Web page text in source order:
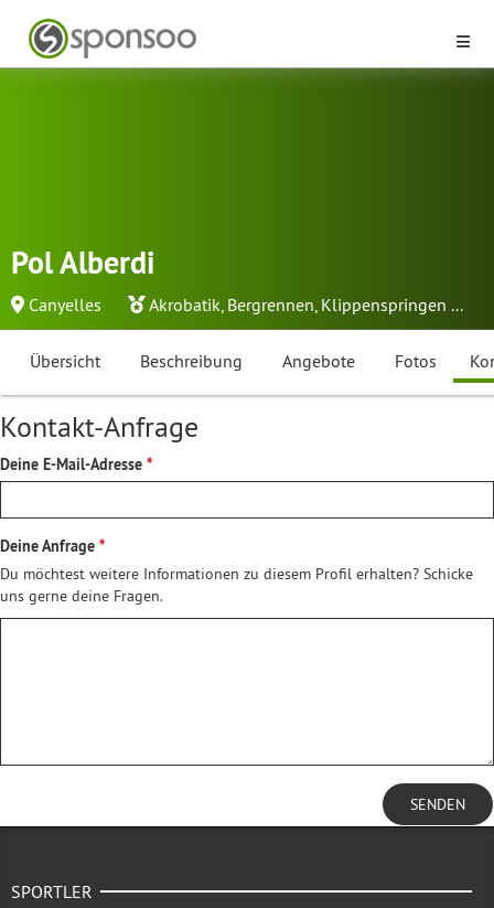
Pol Alberdi
Canyelles Akrobatik, Bergrennen, Klippenspringen ...
Übersicht Beschreibung Angebote Fotos
Kontakt-Anfrage
Deine E-Mail-Adresse
Deine Anfrage
Du möchtest weitere Informationen zu diesem Profil erhalten? Schicke
uns gerne deine Fragen.
SENDEN
SPORTLER